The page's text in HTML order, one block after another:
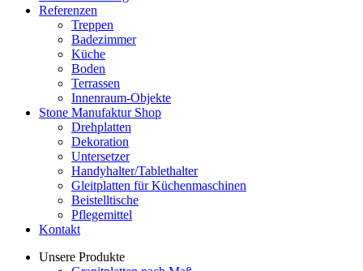
Referenzen
Treppen
Badezimmer
Küche
Boden
Terrassen
Innenraum-Objekte
Stone Manufaktur Shop
Drehplatten
Dekoration
Untersetzer
Handyhalter/Tablethalter
Gleitplatten für Küchenmaschinen
Beistelltische
Pflegemittel
Kontakt
Unsere Produkte